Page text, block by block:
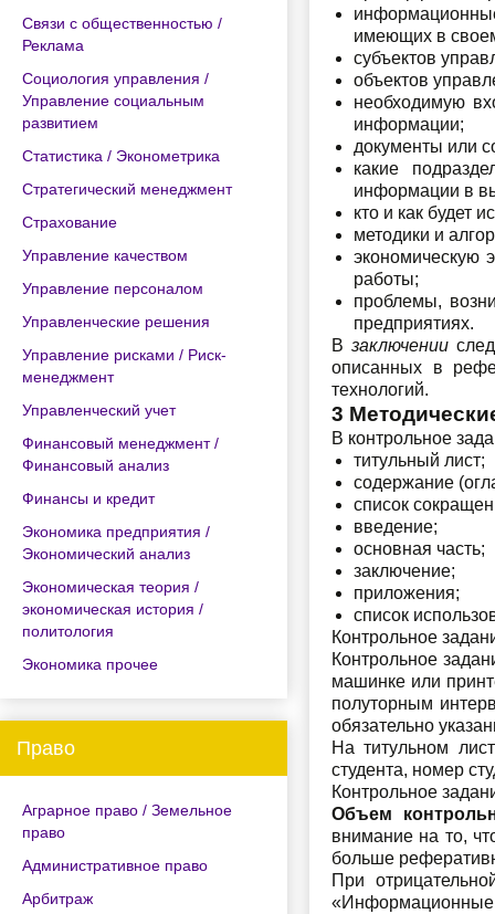
Связи с общественностью /
Реклама
Социология управления /
Управление социальным
развитием
Статистика / Эконометрика
Стратегический менеджмент
Страхование
Управление качеством
Управление персоналом
Управленческие решения
Управление рисками / Риск-
менеджмент
Управленческий учет
Финансовый менеджмент /
Финансовый анализ
Финансы и кредит
Экономика предприятия /
Экономический анализ
Экономическая теория /
экономическая история /
политология
Экономика прочее
Право
Аграрное право / Земельное
право
Административное право
Арбитраж
имеющих в
субъектов
объектов
необходимую
информации;
документы или
какие
информации в
кто и как будет
методики и
экономическую
работы;
проблемы,
предприятиях.
Взаключении
описанных в
технологий.
3
В контрольное
титульный лист;
содержание
список
введение;
основная часть;
заключение;
приложения;
список
Контрольное
Контрольное
машинке или
полуторным
обязательно
На титульном
студента, номер
Контрольное
Объем
внимание на то,
больше
При
«Информационные